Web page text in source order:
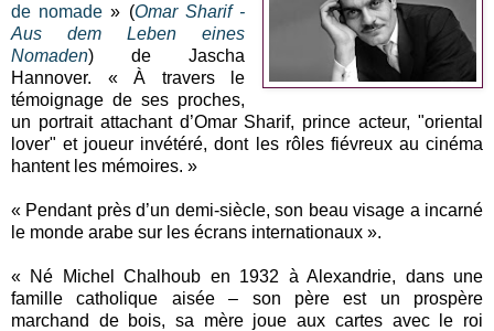
de nomade » (Omar Sharif -
Aus dem Leben eines
Nomaden) de Jascha
Hannover. « À travers le
témoignage de ses proches,
un portrait attachant d’Omar Sharif, prince acteur, "oriental
lover" et joueur invétéré, dont les rôles fiévreux au cinéma
hantent les mémoires. »
« Pendant près d’un demi-siècle, son beau visage a incarné
le monde arabe sur les écrans internationaux ».
« Né Michel Chalhoub en 1932 à Alexandrie, dans une
famille catholique aisée – son père est un prospère
marchand de bois, sa mère joue aux cartes avec le roi